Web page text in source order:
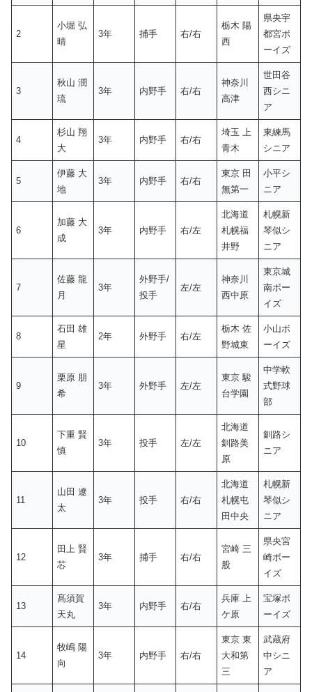
2
小堀 弘
晴
3年 捕手 右/右
栃木 陽
西
県央宇
都宮ボ
ーイズ
3
秋山 潤
琉
3年 内野手 右/右
神奈川
高津
世田谷
西シニ
ア
4
杉山 翔
大
3年 内野手 右/右
埼玉 上
青木
東練馬
シニア
5
伊藤 大
地
3年 内野手 右/右
東京 田
無第一
小平シ
ニア
6
加藤 大
成
3年 内野手 右/左
北海道
札幌福
井野
札幌新
琴似シ
ニア
7
佐藤 龍
月
3年
外野手/
投手
左/左
神奈川
西中原
東京城
南ボー
イズ
8
石田 雄
星
2年 外野手 右/左
栃木 佐
野城東
小山ボ
ーイズ
9
栗原 朋
希
3年 外野手 左/左
東京 駿
台学園
中学軟
式野球
部
10
下重 賢
慎
3年 投手 左/左
北海道
釧路美
原
釧路シ
ニア
11
山田 遼
太
3年 投手 右/右
北海道
札幌屯
田中央
札幌新
琴似シ
ニア
12
田上 賢
芯
3年 捕手 右/右
宮崎 三
股
県央宮
崎ボー
イズ
13
髙須賀
天丸
3年 内野手 右/右
兵庫 上
ケ原
宝塚ボ
ーイズ
14
牧嶋 陽
向
3年 内野手 右/右
東京 東
大和第
三
武蔵府
中シニ
ア